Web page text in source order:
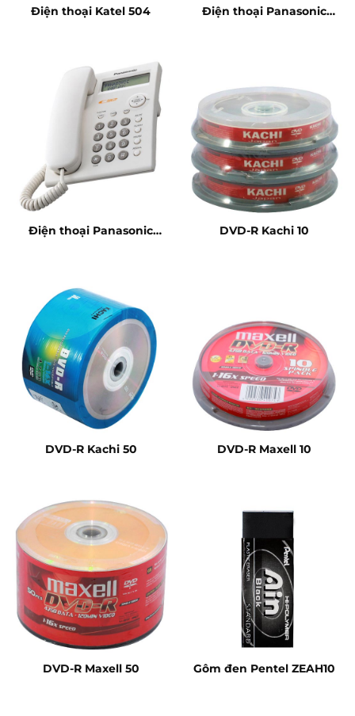
Điện thoại Katel 504
Điện thoại Panasonic
Điện thoại Panasonic
DVD-R Kachi 10
DVD-R Kachi 50 DVD-R Maxell 10
DVD-R Maxell 50 Gôm đen Pentel ZEAH10